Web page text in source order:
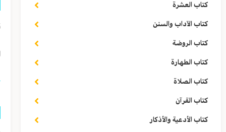
كتاب العشرة
كتاب الآداب والسنن
كتاب الروضة
كتاب الطهارة
كتاب الصلاة
كتاب القرآن
كتاب الأدعية والأذكار